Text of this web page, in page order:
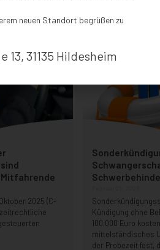
2025 (C-
Kündigung ohne
100.000 Euro
mittelständisches
der Probezeit fest,
neuen Standort begrüßen zu
13, 31135 Hildesheim